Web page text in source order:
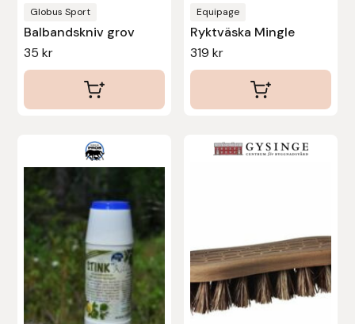
Globus Sport
Balbandskniv grov
35kr
Equipage
Ryktväska Mingle
319 kr
Stina Helmersson Bokförlag
Suedwind
Tidningen Ridsport Island
TöltSaga
TOPREITER
Trikem